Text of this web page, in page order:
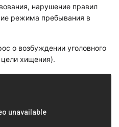
нарушение правил
режима пребывания в
о возбуждении уголовного
цели хищения).